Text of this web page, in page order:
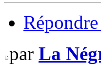
par La